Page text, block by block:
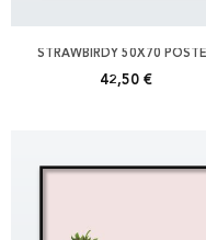
STRAWBIRDY 50X70
42,50 €